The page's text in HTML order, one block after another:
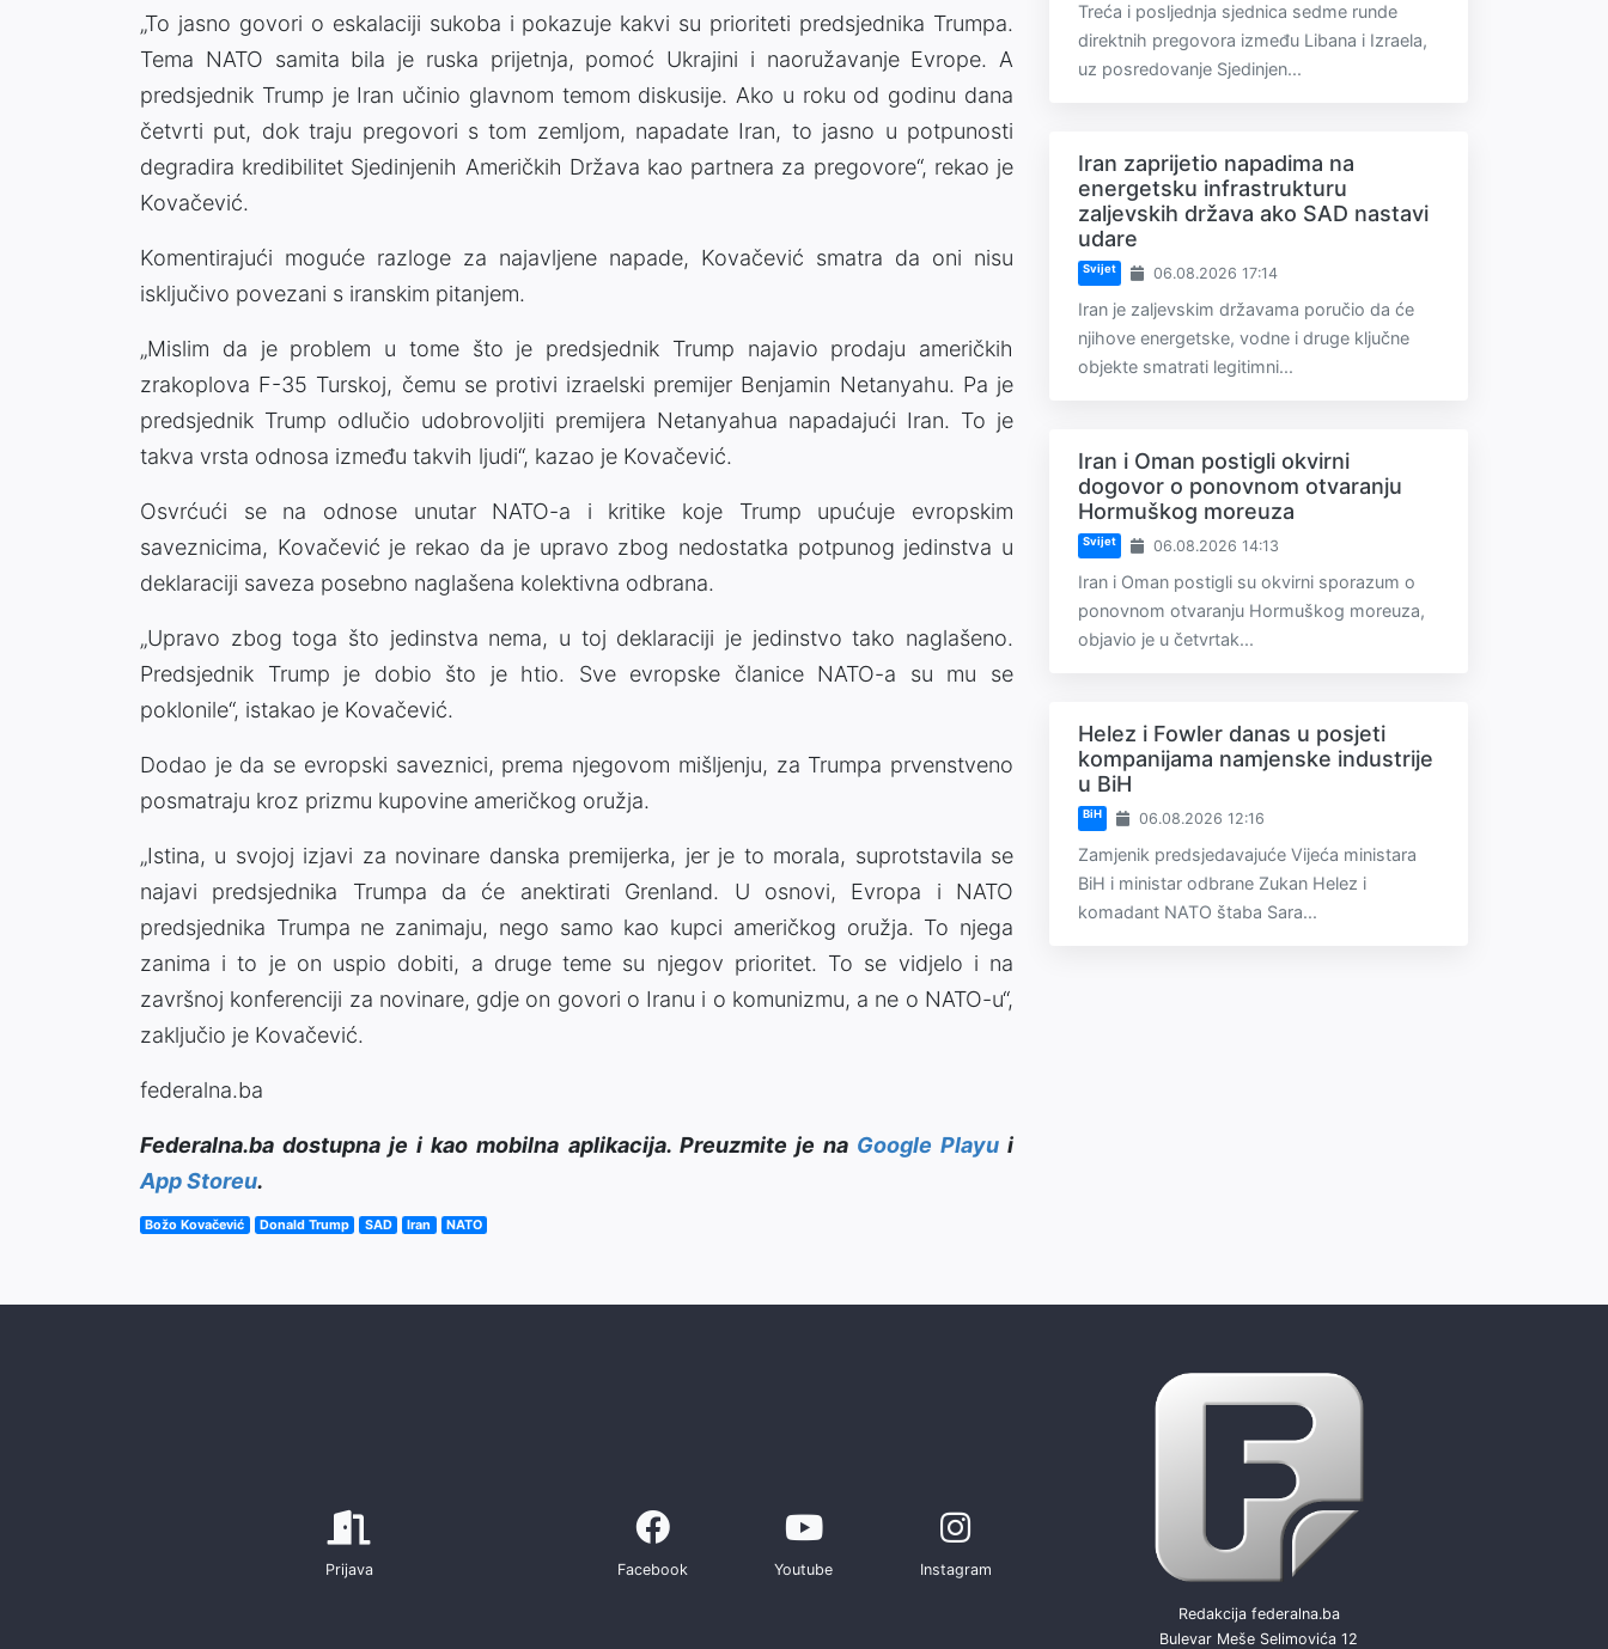
„To jasno govori o eskalaciji sukoba i pokazuje kakvi su prioriteti predsjednika Trumpa.
Tema NATO samita bila je ruska prijetnja, pomoć Ukrajini i naoružavanje Evrope. A
predsjednik Trump je Iran učinio glavnom temom diskusije. Ako u roku od godinu dana
četvrti put, dok traju pregovori s tom zemljom, napadate Iran, to jasno u potpunosti
degradira kredibilitet Sjedinjenih Američkih Država kao partnera za pregovore“, rekao je
Kovačević.
Komentirajući moguće razloge za najavljene napade, Kovačević smatra da oni nisu
isključivo povezani s iranskim pitanjem.
„Mislim da je problem u tome što je predsjednik Trump najavio prodaju američkih
zrakoplova F-35 Turskoj, čemu se protivi izraelski premijer Benjamin Netanyahu. Pa je
predsjednik Trump odlučio udobrovoljiti premijera Netanyahua napadajući Iran. To je
takva vrsta odnosa između takvih ljudi“, kazao je Kovačević.
Osvrćući se na odnose unutar NATO-a i kritike koje Trump upućuje evropskim
saveznicima, Kovačević je rekao da je upravo zbog nedostatka potpunog jedinstva u
deklaraciji saveza posebno naglašena kolektivna odbrana.
„Upravo zbog toga što jedinstva nema, u toj deklaraciji je jedinstvo tako naglašeno.
Predsjednik Trump je dobio što je htio. Sve evropske članice NATO-a su mu se
poklonile“, istakao je Kovačević.
Dodao je da se evropski saveznici, prema njegovom mišljenju, za Trumpa prvenstveno
posmatraju kroz prizmu kupovine američkog oružja.
„Istina, u svojoj izjavi za novinare danska premijerka, jer je to morala, suprotstavila se
najavi predsjednika Trumpa da će anektirati Grenland. U osnovi, Evropa i NATO
predsjednika Trumpa ne zanimaju, nego samo kao kupci američkog oružja. To njega
zanima i to je on uspio dobiti, a druge teme su njegov prioritet. To se vidjelo i na
završnoj konferenciji za novinare, gdje on govori o Iranu i o komunizmu, a ne o NATO-u“,
zaključio je Kovačević.
federalna.ba
Federalna.ba dostupna je i kao mobilna aplikacija. Preuzmite je na Google Playui
App Storeu.
Božo Kovačević Donald Trump SAD Iran NATO
Treća i posljednja sjednica sedme runde
direktnih pregovora između Libana i Izraela,
uz posredovanje Sjedinjen...
Iran zaprijetio napadima na
energetsku infrastrukturu
zaljevskih država ako SAD nastavi
udare
Svijet 06.08.2026 17:14
Iran je zaljevskim državama poručio da će
njihove energetske, vodne i druge ključne
objekte smatrati legitimni...
Iran i Oman postigli okvirni
dogovor o ponovnom otvaranju
Hormuškog moreuza
Svijet 06.08.2026 14:13
Iran i Oman postigli su okvirni sporazum o
ponovnom otvaranju Hormuškog moreuza,
objavio je u četvrtak...
Helez i Fowler danas u posjeti
kompanijama namjenske industrije
u BiH
BiH 06.08.2026 12:16
Zamjenik predsjedavajuće Vijeća ministara
BiH i ministar odbrane Zukan Helez i
komadant NATO štaba Sara...
Prijava Facebook Youtube Instagram
Redakcija federalna.ba
Bulevar Meše Selimovića 12